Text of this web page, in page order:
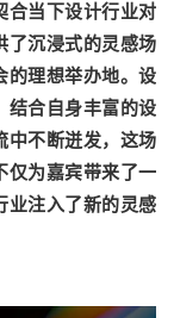
合当下设计行业对
了沉浸式的灵感场
的理想举办地。设
结合自身丰富的设
中不断迸发，这场
仅为嘉宾带来了一
业注入了新的灵感